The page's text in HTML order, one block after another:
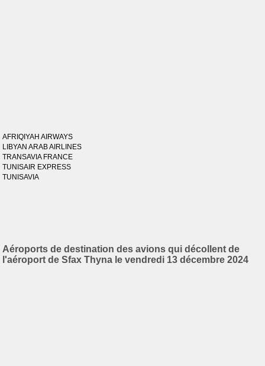
AFRIQIYAH AIRWAYS
LIBYAN ARAB AIRLINES
TRANSAVIA FRANCE
TUNISAIR EXPRESS
TUNISAVIA
Aéroports de destination des avions qui décollent de
l'aéroport de Sfax Thyna le vendredi 13 décembre 2024